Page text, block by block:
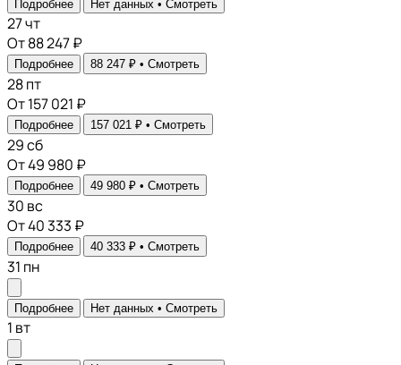
Подробнее Нет данных • Смотреть
27чт
От 88 247 ₽
Подробнее 88 247 ₽ • Смотреть
28пт
От 157 021 ₽
Подробнее 157 021 ₽ • Смотреть
29сб
От 49 980 ₽
Подробнее 49 980 ₽ • Смотреть
30 вс
От 40 333 ₽
Подробнее 40 333 ₽ • Смотреть
31 пн
Подробнее Нет данных • Смотреть
1 вт